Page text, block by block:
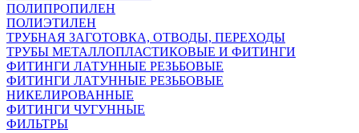
ПОЛИПРОПИЛЕН
ПОЛИЭТИЛЕН
ТРУБНАЯ ЗАГОТОВКА, ОТВОДЫ, ПЕРЕХОДЫ
ТРУБЫ МЕТАЛЛОПЛАСТИКОВЫЕ И ФИТИНГИ
ФИТИНГИ ЛАТУННЫЕ РЕЗЬБОВЫЕ
ФИТИНГИ ЛАТУННЫЕ РЕЗЬБОВЫЕ
НИКЕЛИРОВАННЫЕ
ФИТИНГИ ЧУГУННЫЕ
ФИЛЬТРЫ